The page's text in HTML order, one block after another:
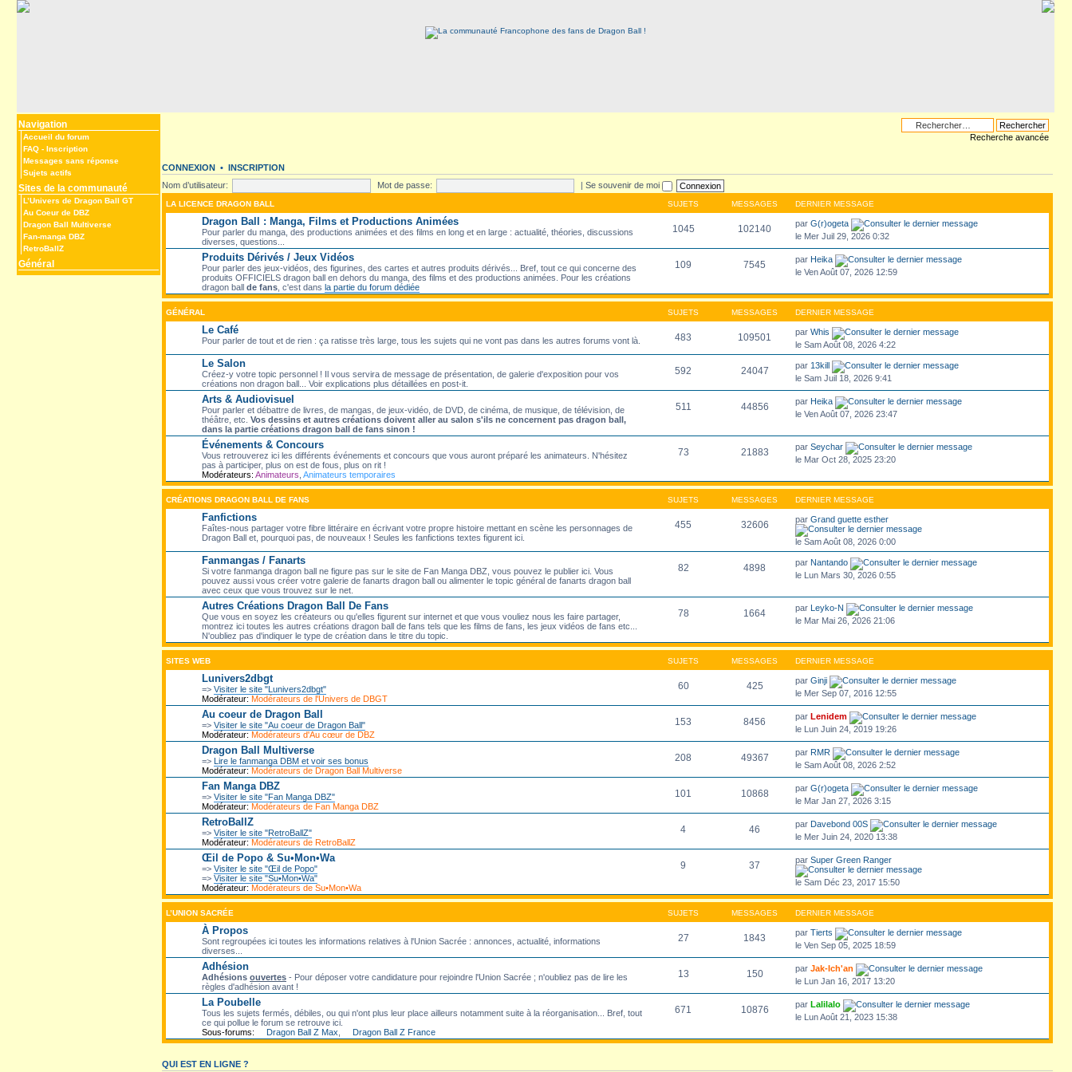
Navigation
Accueil du forum
FAQ - Inscription
Messages sans réponse
Sujets actifs
Sites de la communauté
L’Univers de Dragon Ball GT
Au Coeur de DBZ
Dragon Ball Multiverse
Fan-manga DBZ
RetroBallZ
Général
Recherche avancée
CONNEXION • INSCRIPTION
Nom d’utilisateur:
Mot de passe: |Se souvenir de moi
LA LICENCE DRAGON BALL SUJETS MESSAGES DERNIER MESSAGE
Dragon Ball : Manga, Films et Productions Animées
Pour parler du manga, des productions animées et des films en long et en large : actualité, théories, discussions
diverses, questions...
1045 102140 par G(r)ogeta
le Mer Juil 29, 2026 0:32
Produits Dérivés / Jeux Vidéos
Pour parler des jeux-vidéos, des figurines, des cartes et autres produits dérivés... Bref, tout ce qui concerne des
produits OFFICIELS dragon ball en dehors du manga, des films et des productions animées. Pour les créations
dragon ball de fans , c'est dans la partie du forum dédiée
109 7545 par Heika
le Ven Août 07, 2026 12:59
GÉNÉRAL SUJETS MESSAGES DERNIER MESSAGE
Le Café
Pour parler de tout et de rien : ça ratisse très large, tous les sujets qui ne vont pas dans les autres forums vont là. 483 109501 par Whis
le Sam Août 08, 2026 4:22
Le Salon
Créez-y votre topic personnel ! Il vous servira de message de présentation, de galerie d'exposition pour vos
créations non dragon ball... Voir explications plus détaillées en post-it.
592 24047 par 13kill
le Sam Juil 18, 2026 9:41
Arts & Audiovisuel
Pour parler et débattre de livres, de mangas, de jeux-vidéo, de DVD, de cinéma, de musique, de télévision, de
théâtre, etc. Vos dessins et autres créations doivent aller au salon s'ils ne concernent pas dragon ball,
dans la partie créations dragon ball de fans sinon !
511 44856 par Heika
le Ven Août 07, 2026 23:47
Événements & Concours
Vous retrouverez ici les différents événements et concours que vous auront préparé les animateurs. N'hésitez
pas à participer, plus on est de fous, plus on rit !
Modérateurs: Animateurs Animateurs temporaires
73 21883 par Seychar
le Mar Oct 28, 2025 23:20
CRÉATIONS DRAGON BALL DE FANS SUJETS MESSAGES DERNIER MESSAGE
Fanfictions
Faîtes-nous partager votre fibre littéraire en écrivant votre propre histoire mettant en scène les personnages de
Dragon Ball et, pourquoi pas, de nouveaux ! Seules les fanfictions textes figurent ici.
455 32606 par Grand guette esther
le Sam Août 08, 2026 0:00
Fanmangas / Fanarts
Si votre fanmanga dragon ball ne figure pas sur le site de Fan Manga DBZ, vous pouvez le publier ici. Vous
pouvez aussi vous créer votre galerie de fanarts dragon ball ou alimenter le topic général de fanarts dragon ball
avec ceux que vous trouvez sur le net.
82 4898 par Nantando
le Lun Mars 30, 2026 0:55
Autres Créations Dragon Ball De Fans
Que vous en soyez les créateurs ou qu'elles figurent sur internet et que vous vouliez nous les faire partager,
montrez ici toutes les autres créations dragon ball de fans tels que les films de fans, les jeux vidéos de fans etc...
N'oubliez pas d'indiquer le type de création dans le titre du topic.
78 1664 par Leyko-N
le Mar Mai 26, 2026 21:06
SITES WEB SUJETS MESSAGES DERNIER MESSAGE
Lunivers2dbgt
=> Visiter le site "Lunivers2dbgt"
Modérateur: Modérateurs de l'Univers de DBGT
60 425 par Ginji
le Mer Sep 07, 2016 12:55
Au coeur de Dragon Ball
=> Visiter le site "Au coeur de Dragon Ball"
Modérateur: Modérateurs d'Au cœur de DBZ
153 8456 par Lenidem
le Lun Juin 24, 2019 19:26
Dragon Ball Multiverse
=> Lire le fanmanga DBM et voir ses bonus
Modérateur: Modérateurs de Dragon Ball Multiverse
208 49367 par RMR
le Sam Août 08, 2026 2:52
Fan Manga DBZ
=> Visiter le site "Fan Manga DBZ"
Modérateur: Modérateurs de Fan Manga DBZ
101 10868 par G(r)ogeta
le Mar Jan 27, 2026 3:15
RetroBallZ
=> Visiter le site "RetroBallZ"
Modérateur: Modérateurs de RetroBallZ
4 46 par Davebond 00S
le Mer Juin 24, 2020 13:38
Œil de Popo & Su•Mon•Wa
=> Visiter le site "Œil de Popo"
=> Visiter le site "Su•Mon•Wa"
Modérateur: Modérateurs de Su•Mon•Wa
9 37 par Super Green Ranger
le Sam Déc 23, 2017 15:50
L’UNION SACRÉE SUJETS MESSAGES DERNIER MESSAGE
À Propos
Sont regroupées ici toutes les informations relatives à l'Union Sacrée : annonces, actualité, informations
diverses...
27 1843 par Tierts
le Ven Sep 05, 2025 18:59
Adhésion
Adhésions ouvertes - Pour déposer votre candidature pour rejoindre l'Union Sacrée ; n'oubliez pas de lire les
règles d'adhésion avant !
13 150 par Jak-Ich'an
le Lun Jan 16, 2017 13:20
La Poubelle
Tous les sujets fermés, débiles, ou qui n'ont plus leur place ailleurs notamment suite à la réorganisation... Bref, tout
ce qui pollue le forum se retrouve ici.
Sous-forums:
Dragon Ball Z Max Dragon Ball Z France
671 10876 par Lalilalo
le Lun Août 21, 2023 15:38
QUI EST EN LIGNE ?